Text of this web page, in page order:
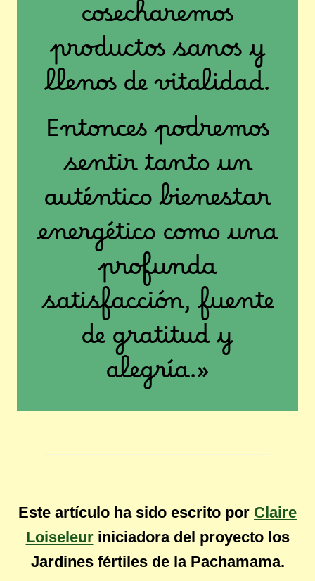
cosecharemos
productos sanos y
llenos de vitalidad.
Entonces podremos
sentir tanto un
auténtico bienestar
energético como una
profunda
satisfacción, fuente
de gratitud y
alegría.»
Este artículo ha sido escrito por Claire
Loiseleuriniciadora del proyecto los
Jardines fértiles de la Pachamama.